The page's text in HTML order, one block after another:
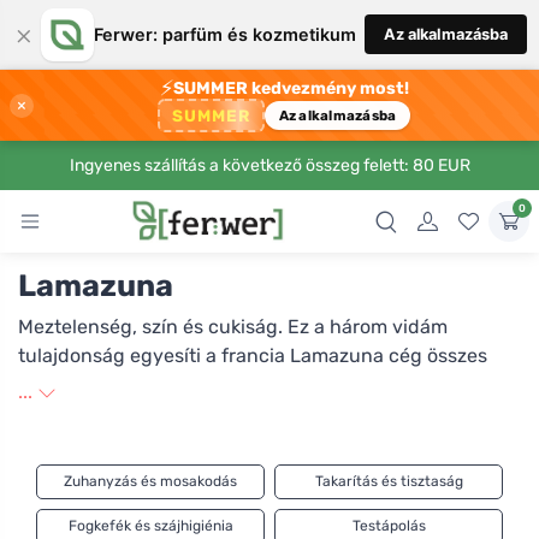
× Ferwer: parfüm és kozmetikum Az alkalmazásba
×
⚡SUMMER kedvezmény most!
SUMMER Az alkalmazásba
Ingyenes szállítás a következő összeg felett: 80 EUR
0
Lamazuna
Meztelenség, szín és cukiság. Ez a három vidám
tulajdonság egyesíti a francia Lamazuna cég összes
termékét. Muffin, felhő vagy virág alakú samponokat,
felhasználóiknak, a fő céljuk a hulladék elkerülése.
Nyersanyagok, víz, de hulladék is. A vállalat organikus
alapanyagok felhasználásával, papírdobozokba vagy
...
Zuhanyzás és mosakodás Takarítás és tisztaság
Fogkefék és szájhigiénia Testápolás